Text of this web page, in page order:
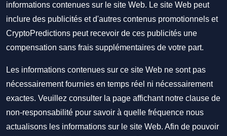
informations contenues sur le site Web. Le site Web peut
inclure des publicités et d'autres contenus promotionnels et
CryptoPredictions peut recevoir de ces publicités une
compensation sans frais supplémentaires de votre part.
Les informations contenues sur ce site Web ne sont pas
nécessairement fournies en temps réel ni nécessairement
exactes. Veuillez consulter la page affichant notre clause de
non-responsabilité pour savoir à quelle fréquence nous
actualisons les informations sur le site Web. Afin de pouvoir